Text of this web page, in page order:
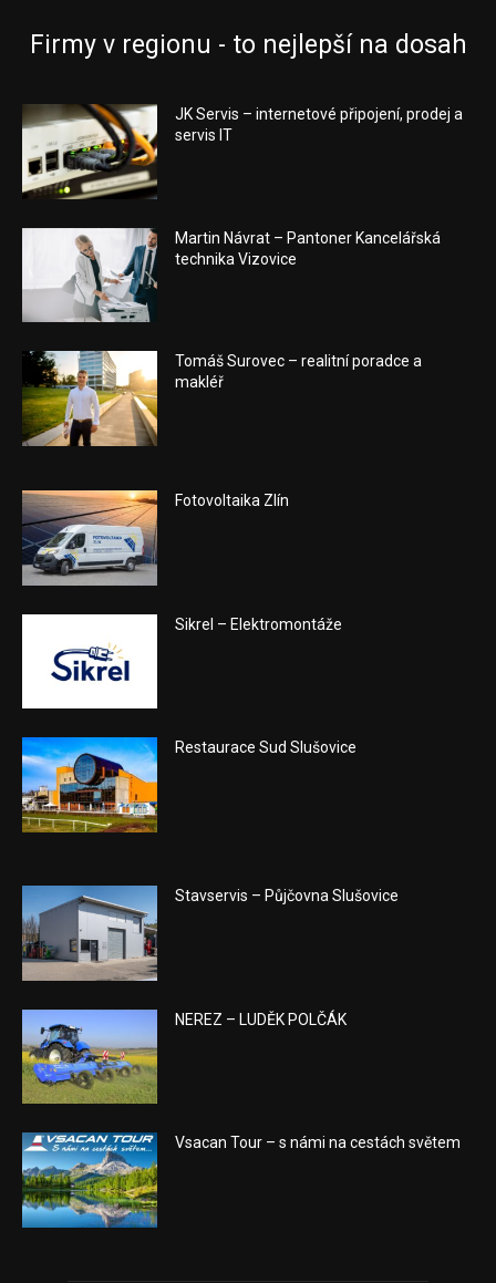
Firmy v regionu - to nejlepší na dosah
JK Servis – internetové připojení, prodej a
servis IT
Martin Návrat – Pantoner Kancelářská
technika Vizovice
Tomáš Surovec – realitní poradce a
makléř
Fotovoltaika Zlín
Sikrel – Elektromontáže
Restaurace Sud Slušovice
Stavservis – Půjčovna Slušovice
NEREZ – LUDĚK POLČÁK
Vsacan Tour – s námi na cestách světem